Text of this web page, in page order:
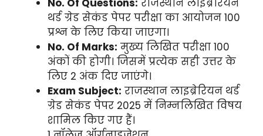
No. Of Questions: राजस्थान लाइब्रेरियन
थर्ड ग्रेड सेकंड पेपर परीक्षा का आयोजन 100
प्रश्न के लिए किया जाएगा।
No. Of Marks: मुख्य लिखित परीक्षा 100
अंकों की होगी। जिसमें प्रत्येक सही उत्तर के
लिए 2 अंक दिए जाएंगे।
Exam Subject: राजस्थान लाइब्रेरियन थर्ड
ग्रेड सेकंड पेपर 2025 में निम्नलिखित विषय
शामिल किए गए हैं।